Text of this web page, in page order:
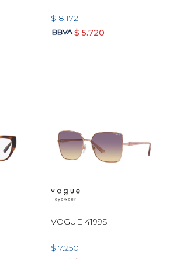
$ 8.172
$ 5.720
VOGUE 4199S
$ 7.250